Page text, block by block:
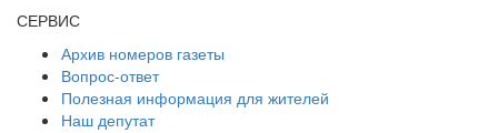
СЕРВИС
Архив номеров газеты
Вопрос-ответ
Полезная информация для жителей
Наш депутат